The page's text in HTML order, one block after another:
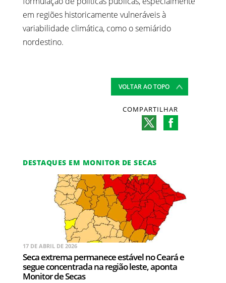
em regiões historicamente vulneráveis à
variabilidade climática, como o semiárido
nordestino.
VOLTAR AO TOPO
COMPARTILHAR
DESTAQUES EM MONITOR DE SECAS
17 DE ABRIL DE 2026
Seca extrema permanece estável no Ceará e
segue concentrada na região leste, aponta
Monitor de Secas